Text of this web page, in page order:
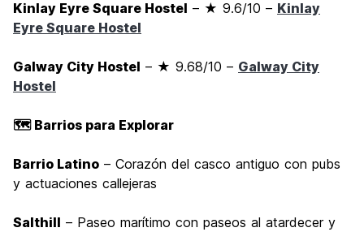
Kinlay Eyre Square Hostel – ★ 9.6/10 – Kinlay
Eyre Square Hostel
Galway City Hostel – ★ 9.68/10 – Galway City
Hostel
🗺️ Barrios para Explorar
Barrio Latino – Corazón del casco antiguo con pubs
y actuaciones callejeras
Salthill – Paseo marítimo con paseos al atardecer y